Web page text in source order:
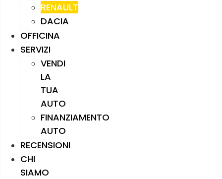
RENAULT
DACIA
OFFICINA
SERVIZI
VENDI
LA
TUA
AUTO
FINANZIAMENTO
AUTO
RECENSIONI
CHI
SIAMO